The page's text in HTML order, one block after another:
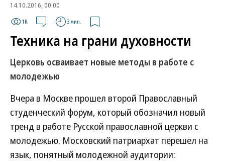
14.10.2016, 00:00
1K 3 мин.
Техника на грани духовности
Церковь осваивает новые методы в работе с
молодежью
Вчера в Москве прошел второй Православный
студенческий форум, который обозначил новый
тренд в работе Русской православной церкви с
молодежью. Московский патриархат перешел на
язык, понятный молодежной аудитории: